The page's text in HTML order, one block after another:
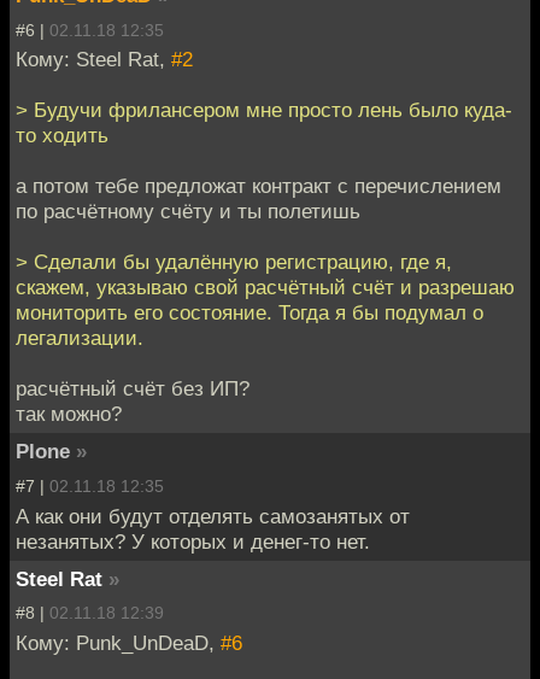
#6 | 02.11.18 12:35
Кому: Steel Rat, #2
> Будучи фрилансером мне просто лень было куда-
то ходить
а потом тебе предложат контракт с перечислением
по расчётному счёту и ты полетишь
> Сделали бы удалённую регистрацию, где я,
скажем, указываю свой расчётный счёт и разрешаю
мониторить его состояние. Тогда я бы подумал о
легализации.
расчётный счёт без ИП?
так можно?
Plone »
#7 | 02.11.18 12:35
А как они будут отделять самозанятых от
незанятых? У которых и денег-то нет.
Steel Rat »
#8 | 02.11.18 12:39
Кому: Punk_UnDeaD, #6